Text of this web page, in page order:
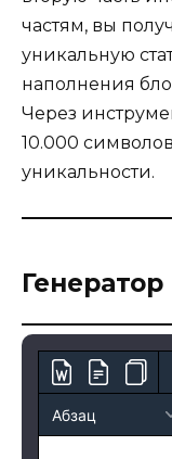
частям, вы
уникальную
наполнения
Через
10.000
уникальности.
Абзац